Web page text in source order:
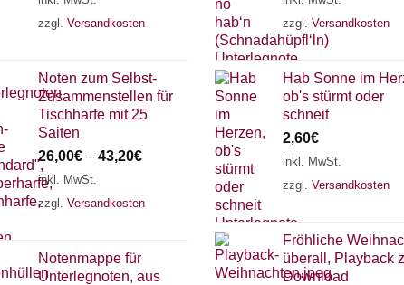
zzgl. Versandkosten
Noten zum Selbst-
Zusammenstellen für
Tischharfe mit 25
Saiten
26,00€ – 43,20€
inkl. MwSt.
zzgl. Versandkosten
Notenmappe für
Unterlegnoten, aus
zzgl. Versandkosten
Hab Sonne im
ob's stürmt oder
schneit
2,60€
inkl. MwSt.
zzgl. Versandkosten
Fröhliche
überall, Playback
Download